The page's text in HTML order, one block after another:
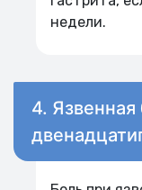
недели.
4.